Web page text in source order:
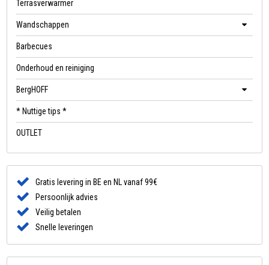
Terrasverwarmer
Wandschappen
Barbecues
Onderhoud en reiniging
BergHOFF
* Nuttige tips *
OUTLET
Gratis levering in BE en NL vanaf 99€
Persoonlijk advies
Veilig betalen
Snelle leveringen